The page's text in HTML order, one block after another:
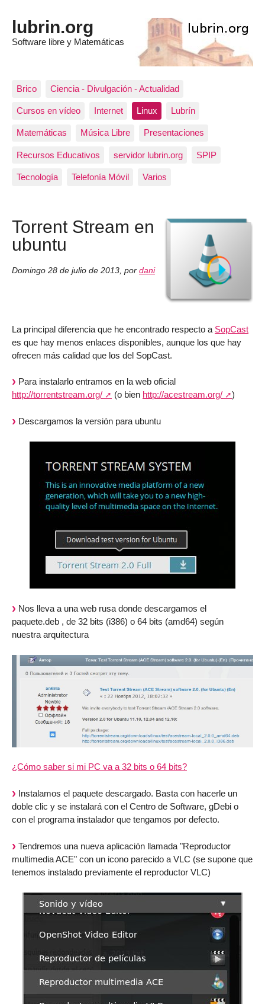
lubrin.org
Software libre y Matemáticas
Brico Ciencia - Divulgación - Actualidad
Cursos en vídeo Internet Linux Lubrín
Matemáticas Música Libre Presentaciones
Recursos Educativos servidor lubrin.org SPIP
Tecnología Telefonía Móvil Varios
Torrent Stream en
ubuntu
Domingo 28 de julio de 2013, por dani
La principal diferencia que he encontrado respecto a SopCast
es que hay menos enlaces disponibles, aunque los que hay
ofrecen más calidad que los del SopCast.
Para instalarlo entramos en la web oficial
http://torrentstream.org/
(o bien http://acestream.org/ )
Descargamos la versión para ubuntu
Nos lleva a una web rusa donde descargamos el
paquete.deb , de 32 bits (i386) o 64 bits (amd64) según
nuestra arquitectura
¿Cómo saber si mi PC va a 32 bits o 64 bits?
Instalamos el paquete descargado. Basta con hacerle un
doble clic y se instalará con el Centro de Software, gDebi o
con el programa instalador que tengamos por defecto.
Tendremos una nueva aplicación llamada "Reproductor
multimedia ACE" con un icono parecido a VLC (se supone que
tenemos instalado previamente el reproductor VLC)